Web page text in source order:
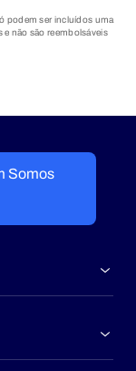
podem ser incluídos uma
não são reembolsáveis
Somos